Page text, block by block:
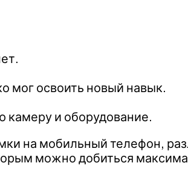
мог освоить новый навык.
камеру и оборудование.
на мобильный телефон,
можно добиться